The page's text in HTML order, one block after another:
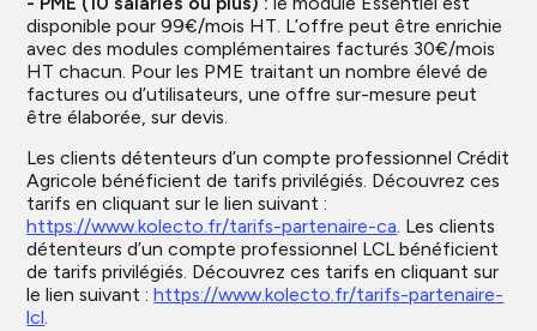
disponible pour 99€/mois HT. L’offre peut être enrichie
avec des modules complémentaires facturés 30€/mois
HT chacun. Pour les PME traitant un nombre élevé de
factures ou d’utilisateurs, une offre sur-mesure peut
être élaborée, sur devis.
Les clients détenteurs d’un compte professionnel Crédit
Agricole bénéficient de tarifs privilégiés. Découvrez ces
tarifs en cliquant sur le lien suivant :
https://www.kolecto.fr/tarifs-partenaire-ca. Les clients
détenteurs d’un compte professionnel LCL bénéficient
de tarifs privilégiés. Découvrez ces tarifs en cliquant sur
le lien suivant :https://www.kolecto.fr/tarifs-partenaire-
lcl.